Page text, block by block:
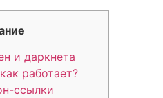
и даркнета
работает?
ссылки